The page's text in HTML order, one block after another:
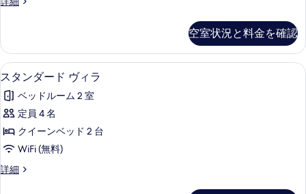
写
を
表
示
す
る
表
示
す
る
ラ
す
べ
て
の
写
真
を
表
ス
ヴ
ィ
の
詳
空室状況と料金を確認
ス
タ
ン
ダ
ー
ヴ
スタンダード ヴィラ | 高級寝具、羽
1
スタンダード ヴィラ
ベッドルーム 2 室
定員 4 名
クイーンベッド 2 台
WiFi (無料)
詳細
ス